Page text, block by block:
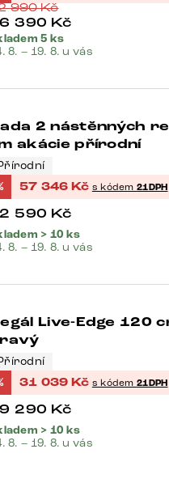
990Kč
390 Kč
5 ks
8. – 19. 8. u vás
2 nástěnných
akácie přírodní
57 346 Kč s kódem21DPH
590 Kč
> 10 ks
8. – 19. 8. u vás
Live-Edge 120
31 039 Kč s kódem21DPH
290 Kč
> 10 ks
8. – 19. 8. u vás